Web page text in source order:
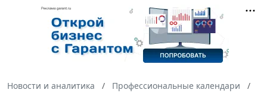
Новости и аналитика
Профессиональные календари